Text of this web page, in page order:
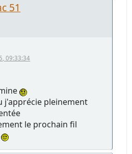
51
09:33:34
j'apprécie pleinement
le prochain fil